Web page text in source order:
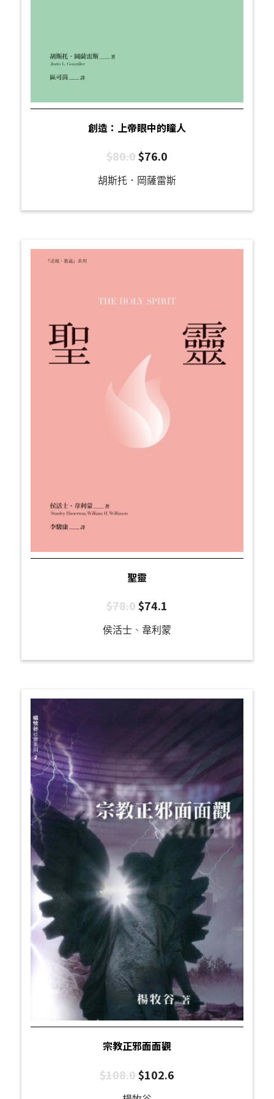
創造：上帝眼中的瞳人
$80.0$76.0
胡斯托．岡薩雷斯
聖靈
$78.0$74.1
侯活士 、 韋利蒙
宗教正邪面面觀
$108.0$102.6